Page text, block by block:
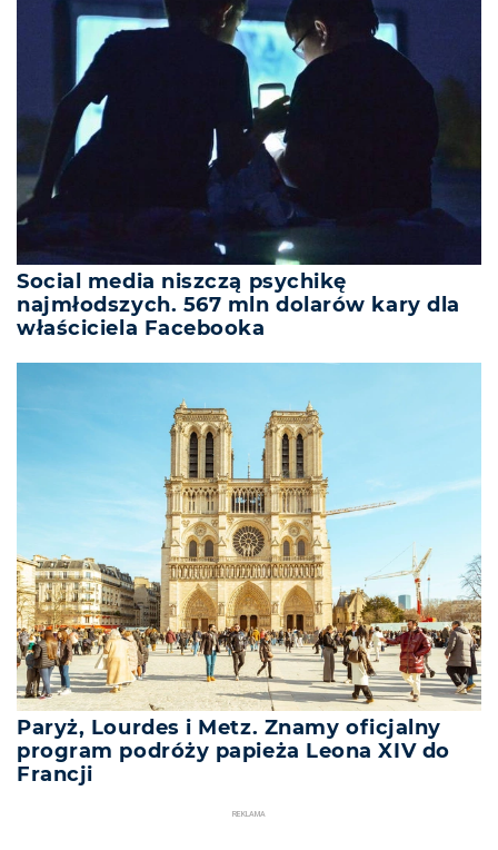
Social media niszczą psychikę
najmłodszych. 567 mln dolarów kary dla
właściciela Facebooka
Paryż, Lourdes i Metz. Znamy oficjalny
program podróży papieża Leona XIV do
Francji
REKLAMA